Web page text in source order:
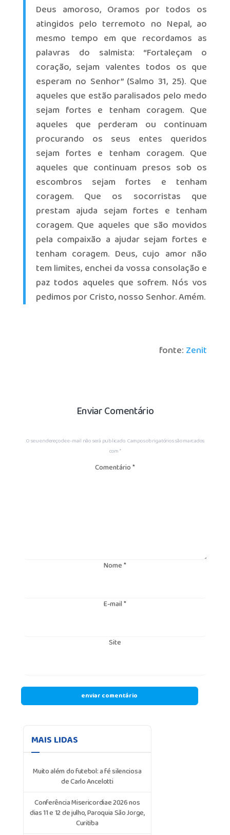
Deus amoroso, Oramos por todos os
atingidos pelo terremoto no Nepal, ao
mesmo tempo em que recordamos as
palavras do salmista: “Fortaleçam o
coração, sejam valentes todos os que
esperam no Senhor” (Salmo 31, 25). Que
aqueles que estão paralisados pelo medo
sejam fortes e tenham coragem. Que
aqueles que perderam ou continuam
procurando os seus entes queridos
sejam fortes e tenham coragem. Que
aqueles que continuam presos sob os
escombros sejam fortes e tenham
coragem. Que os socorristas que
prestam ajuda sejam fortes e tenham
coragem. Que aqueles que são movidos
pela compaixão a ajudar sejam fortes e
tenham coragem. Deus, cujo amor não
tem limites, enchei da vossa consolação e
paz todos aqueles que sofrem. Nós vos
pedimos por Cristo, nosso Senhor. Amém.
fonte: Zenit
Enviar Comentário
O seu endereço de e-mail não será publicado. Campos obrigatórios são marcados
com*
Comentário*
Nome*
E-mail*
Site
MAIS LIDAS
Muito além do futebol: a fé silenciosa
de Carlo Ancelotti
Conferência Misericordiae 2026 nos
dias 11 e 12 de julho, Paroquia São Jorge,
Curitiba